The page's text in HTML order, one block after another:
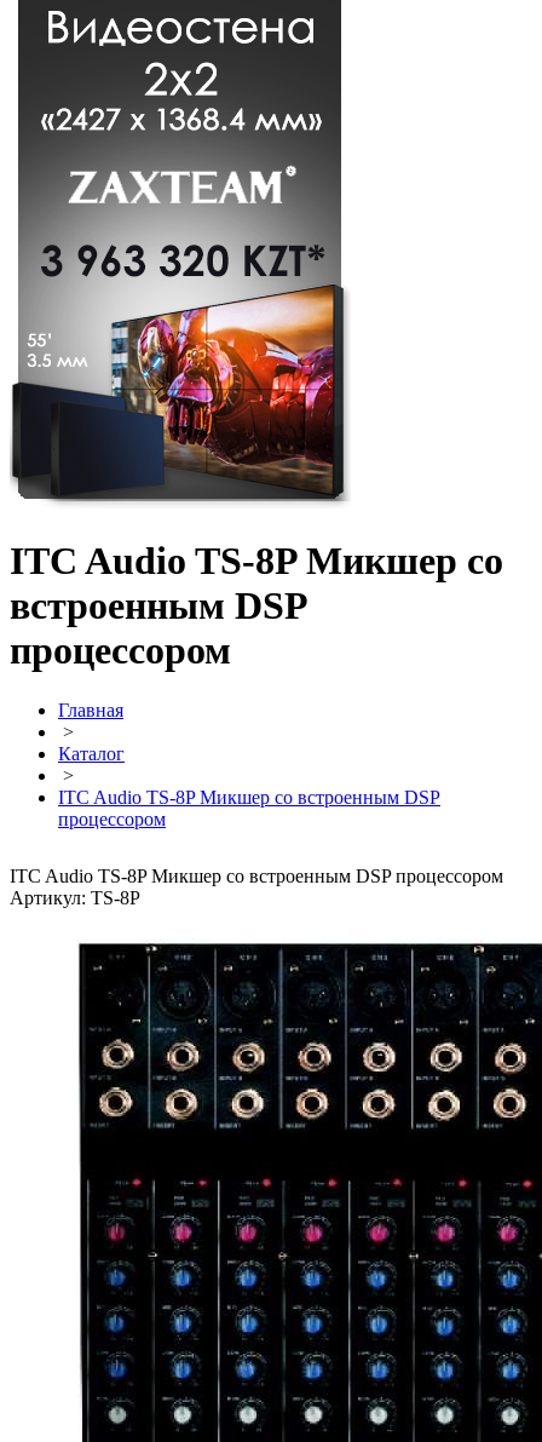
ITC Audio TS-8P Микшер со
встроенным DSP
процессором
Главная
>
Каталог
>
ITC Audio TS-8P Микшер со встроенным DSP
процессором
ITC Audio TS-8P Микшер со встроенным DSP процессором
Артикул: TS-8P